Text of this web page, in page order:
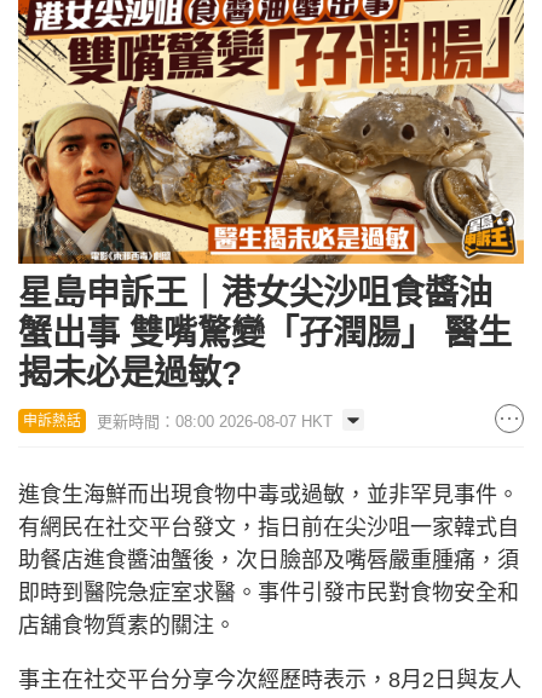
星島申訴王｜港女尖沙咀食醬油
蟹出事 雙嘴驚變「孖潤腸」 醫生
揭未必是過敏?
申訴熱話 更新時間：08:00 2026-08-07 HKT
進食生海鮮而出現食物中毒或過敏，並非罕見事件。
有網民在社交平台發文，指日前在尖沙咀一家韓式自
助餐店進食醬油蟹後，次日臉部及嘴唇嚴重腫痛，須
即時到醫院急症室求醫。事件引發市民對食物安全和
店舖食物質素的關注。
事主在社交平台分享今次經歷時表示，8月2日與友人